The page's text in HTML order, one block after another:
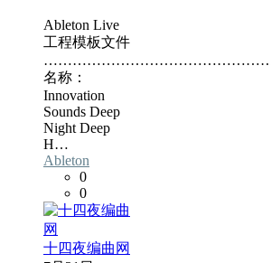
Ableton Live
工程模板文件
名称：
Innovation
Sounds Deep
Night Deep
H…
Ableton
0
0
十四夜编曲网